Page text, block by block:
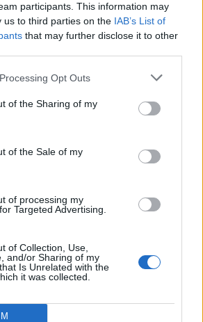
participants. This information may
us to third parties on the IAB’s List of
that may further disclose it to other
Opt Outs
of the Sharing of my
of the Sale of my
of processing my
Targeted Advertising.
of Collection, Use,
and/or Sharing of my
Is Unrelated with the
it was collected.
12:16
jave,
të
vjeçarit të vrarë në Korçë,
u qëllua me kallashnikov
brenda një pallati